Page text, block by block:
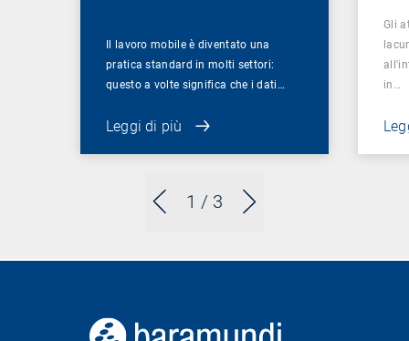
1 / 3
Il lavoro mobile è diventato una
pratica standard in molti settori:
questo a volte significa che i dati…
Leggi di più
Gli
in…